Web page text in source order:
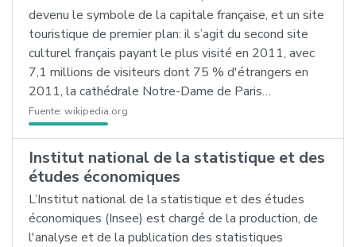
devenu le symbole de la capitale française, et un site
touristique de premier plan: il s’agit du second site
culturel français payant le plus visité en 2011, avec
7,1 millions de visiteurs dont 75 % d'étrangers en
2011, la cathédrale Notre-Dame de Paris…
Fuente: wikipedia.org
Institut national de la statistique et des
études économiques
L’Institut national de la statistique et des études
économiques (Insee) est chargé de la production, de
l'analyse et de la publication des statistiques